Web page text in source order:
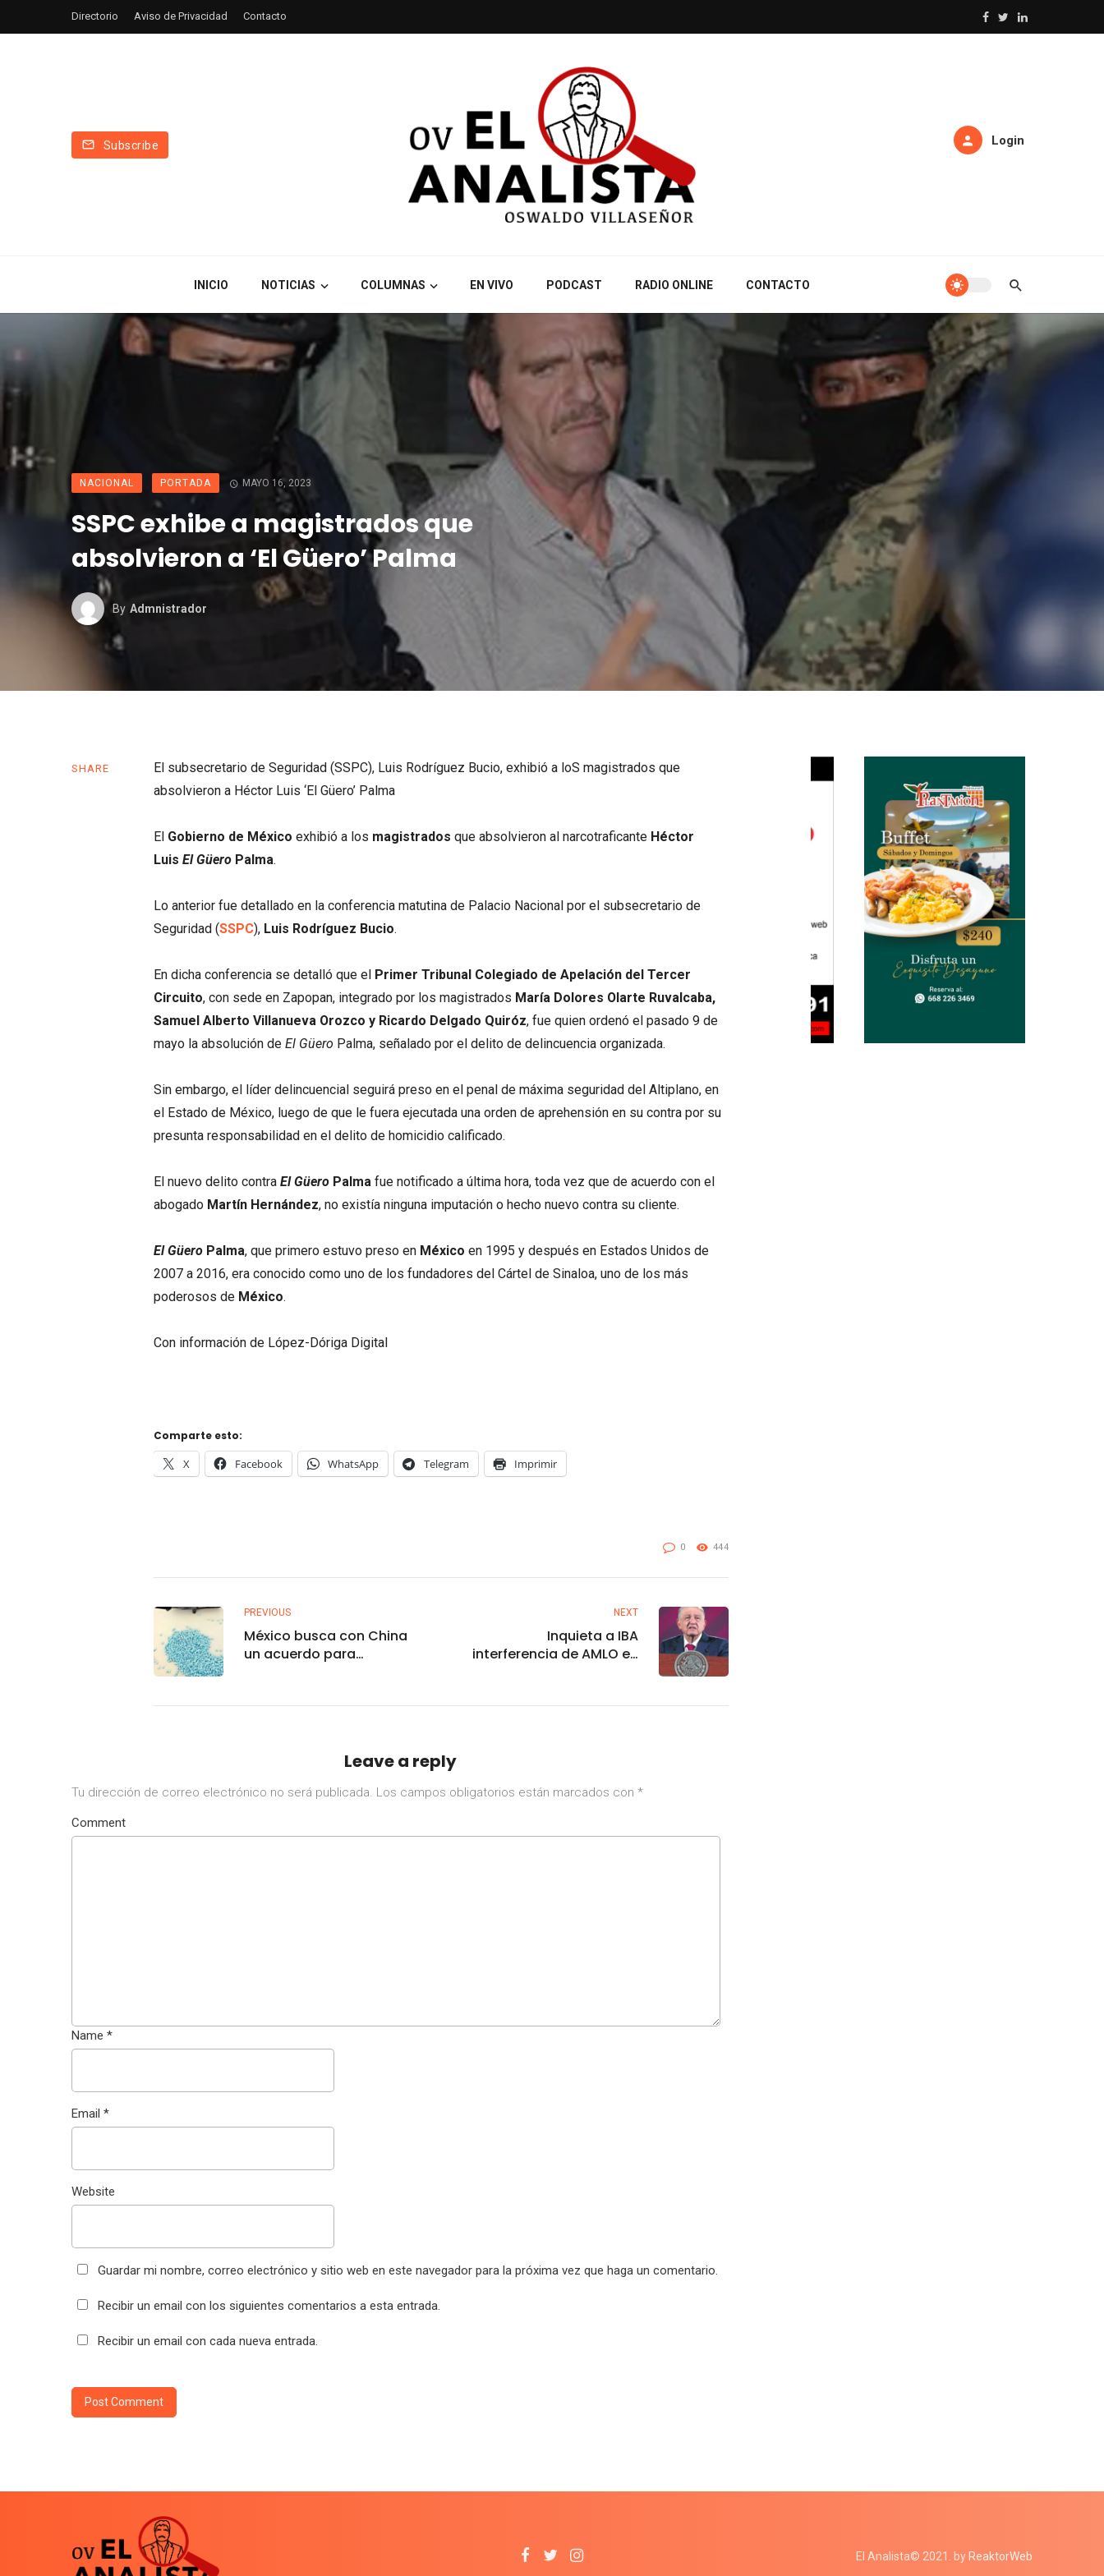
Directorio Aviso de Privacidad Contacto
Subscribe Login
INICIO NOTICIAS COLUMNAS EN VIVO PODCAST RADIO ONLINE CONTACTO
NACIONAL PORTADA MAYO 16, 2023
SSPC exhibe a magistrados que
absolvieron a ‘El Güero’ Palma
By Admnistrador
SHARE
El subsecretario de Seguridad (SSPC), Luis Rodríguez Bucio, exhibió a loS magistrados que
absolvieron a Héctor Luis ‘El Güero’ Palma
El Gobierno de México exhibió a los magistrados que absolvieron al narcotraficante Héctor
Luis El Güero Palma.
Lo anterior fue detallado en la conferencia matutina de Palacio Nacional por el subsecretario de
Seguridad (SSPC), Luis Rodríguez Bucio.
En dicha conferencia se detalló que el Primer Tribunal Colegiado de Apelación del Tercer
Circuito, con sede en Zapopan, integrado por los magistrados María Dolores Olarte Ruvalcaba,
Samuel Alberto Villanueva Orozco y Ricardo Delgado Quiróz, fue quien ordenó el pasado 9 de
mayo la absolución de El Güero Palma, señalado por el delito de delincuencia organizada.
Sin embargo, el líder delincuencial seguirá preso en el penal de máxima seguridad del Altiplano, en
el Estado de México, luego de que le fuera ejecutada una orden de aprehensión en su contra por su
presunta responsabilidad en el delito de homicidio calificado.
El nuevo delito contra El Güero Palma fue notificado a última hora, toda vez que de acuerdo con el
abogado Martín Hernández, no existía ninguna imputación o hecho nuevo contra su cliente.
El Güero Palma, que primero estuvo preso en México en 1995 y después en Estados Unidos de
2007 a 2016, era conocido como uno de los fundadores del Cártel de Sinaloa, uno de los más
poderosos de México.
Con información de López-Dóriga Digital
Comparte esto:
X Facebook WhatsApp Telegram Imprimir
0 444
PREVIOUS
México busca con China
un acuerdo para
NEXT
Inquieta a IBA
interferencia de AMLO en
Leave a reply
Tu dirección de correo electrónico no será publicada. Los campos obligatorios están marcados con *
Comment
Name *
Email *
Website
Guardar mi nombre, correo electrónico y sitio web en este navegador para la próxima vez que haga un comentario.
Recibir un email con los siguientes comentarios a esta entrada.
Recibir un email con cada nueva entrada.
El Analista© 2021. by ReaktorWeb